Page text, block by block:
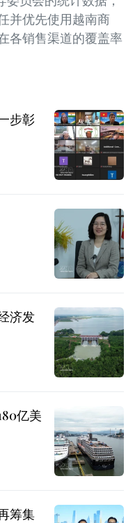
并优先使用越南商
各销售渠道的覆盖率
步彰
济发
亿美
筹集